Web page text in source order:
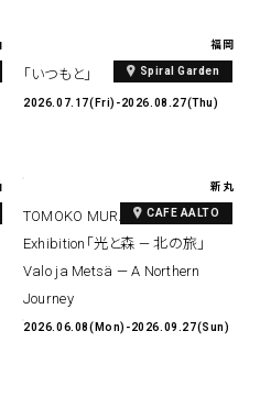
福岡
Spiral Garden
「いつもと」
2026.07.17(Fri)-2026.08.27(Thu)
新丸
CAFE AALTO
TOMOKO MURATA Solo
Exhibition「光と森 — 北の旅」
Valo ja Metsä — A Northern
Journey
2026.06.08(Mon)-2026.09.27(Sun)